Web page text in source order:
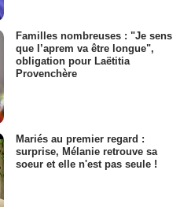
Familles nombreuses : "Je sens
que l’aprem va être longue",
obligation pour Laëtitia
Provenchère
Mariés au premier regard :
surprise, Mélanie retrouve sa
soeur et elle n'est pas seule !